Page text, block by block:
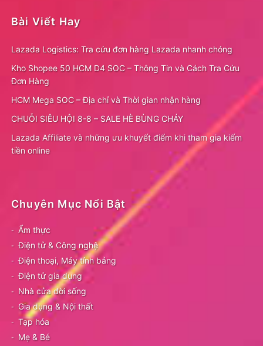
Bài Viết Hay
Lazada Logistics: Tra cứu đơn hàng Lazada nhanh chóng
Kho Shopee 50 HCM D4 SOC – Thông Tin và Cách Tra Cứu
Đơn Hàng
HCM Mega SOC – Địa chỉ và Thời gian nhận hàng
CHUỖI SIÊU HỘI 8-8 – SALE HÈ BÙNG CHÁY
Lazada Affiliate và những ưu khuyết điểm khi tham gia kiếm
tiền online
Chuyên Mục Nổi Bật
Ẩm thực
Điện tử & Công nghệ
Điện thoại, Máy tính bảng
Điện tử gia dụng
Nhà cửa đời sống
Gia dụng & Nội thất
Tạp hóa
Mẹ & Bé